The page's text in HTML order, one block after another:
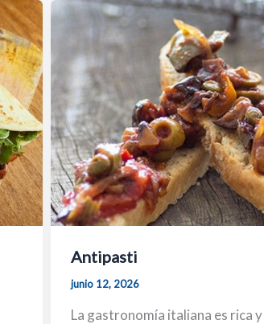
Antipasti
junio 12, 2026
La gastronomía italiana es rica